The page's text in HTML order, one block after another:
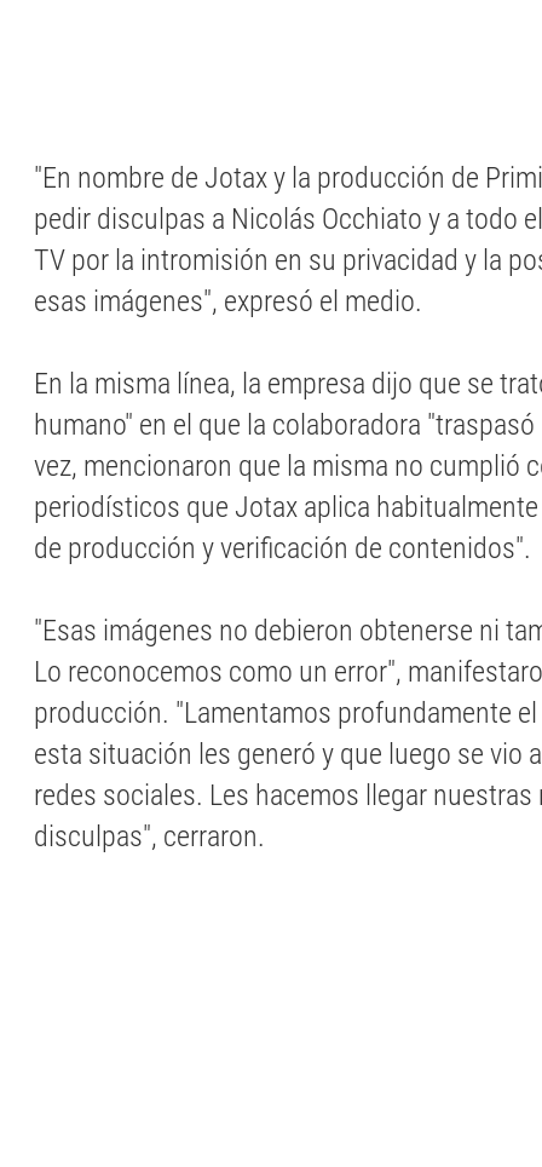
"En nombre de Jotax y la producción de
pedir disculpas a Nicolás Occhiato y a todo
TV por la intromisión en su privacidad y la
esas imágenes", expresó el medio.
En la misma línea, la empresa dijo que se
humano" en el que la colaboradora
vez, mencionaron que la misma no cumplió
periodísticos que Jotax aplica
de producción y verificación de contenidos".
"Esas imágenes no debieron obtenerse ni
Lo reconocemos como un error",
producción. "Lamentamos profundamente
esta situación les generó y que luego se vio
redes sociales. Les hacemos llegar
disculpas", cerraron.